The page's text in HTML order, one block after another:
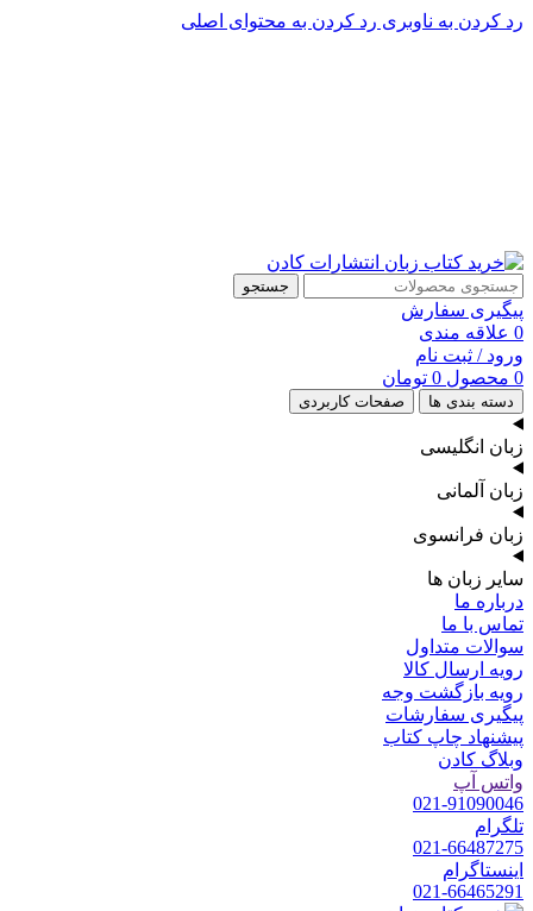
رد کردن به ناوبری رد کردن به محتوای اصلی
جستجو
پیگیری سفارش
0 علاقه مندی
ورود / ثبت نام
0 محصول 0 تومان
دسته بندی ها صفحات کاربردی
زبان انگلیسی
زبان آلمانی
زبان فرانسوی
سایر زبان ها
درباره ما
تماس با ما
سوالات متداول
رویه ارسال کالا
رویه بازگشت وجه
پیگیری سفارشات
پیشنهاد چاپ کتاب
وبلاگ کادن
واتس آپ
021-91090046
تلگرام
021-66487275
اینستاگرام
021-66465291